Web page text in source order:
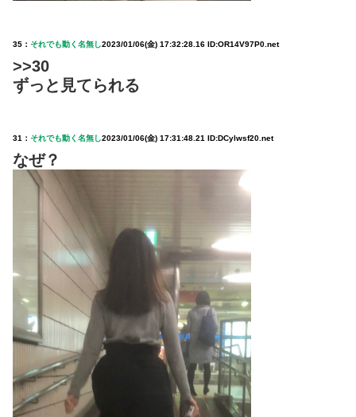
35： それでも動く名無し2023/01/06(金) 17:32:28.16 ID:OR14V97P0.net
>>30
ずっと見てられる
31： それでも動く名無し2023/01/06(金) 17:31:48.21 ID:DCylwsf20.net
なぜ？